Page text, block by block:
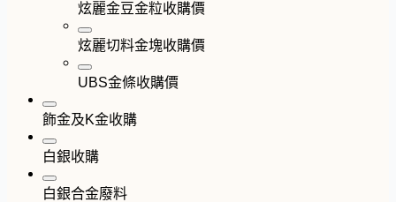
炫麗金豆金粒收購價
炫麗切料金塊收購價
UBS金條收購價
飾金及K金收購
白銀收購
白銀合金廢料